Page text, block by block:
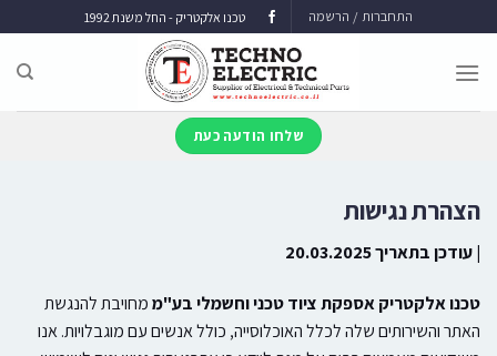
התחברות / הרשמה טכנו אלקטריק - החל משנת 1992
שלחו הודעה כעת
הצהרת נגישות
| עודכן בתאריך 20.03.2025
טכנו אלקטריק אספקת ציוד טכני וחשמלי בע"ממחויבת להנגשת
האתר והשירותים שלה לכלל האוכלוסייה, כולל אנשים עם מוגבלויות. אנו